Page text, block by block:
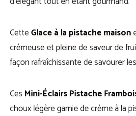
CetteGlace à la pistache maison
crémeuse et pleine de saveur de
façon rafraîchissante de savourer
CesMini-Éclairs Pistache
choux légère garnie de crème à la